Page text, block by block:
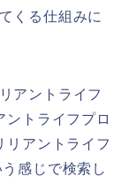
くる仕組みに
アントライフ
ントライフプロ
リアントライフ
感じで検索し